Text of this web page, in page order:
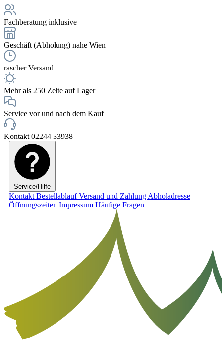
Fachberatung inklusive
Geschäft (Abholung) nahe Wien
rascher Versand
Mehr als 250 Zelte auf Lager
Service vor und nach dem Kauf
Kontakt 02244 33938
Service/Hilfe
Kontakt BestellablaufVersand und Zahlung Abholadresse
Öffnungszeiten Impressum Häufige Fragen